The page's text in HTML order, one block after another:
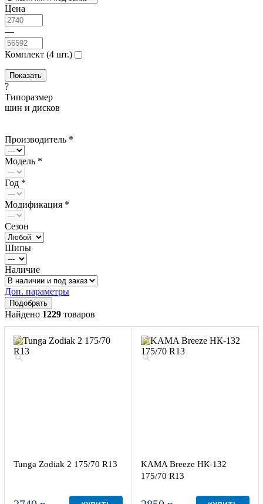
Цена
—
Комплект (4 шт.)
?
Типоразмер
шин и дисков
Производитель *
Модель *
Год *
Модификация *
Сезон
Шипы
Наличие
Доп. параметры
Найдено 1229 товаров
Tunga Zodiak 2 175/70 R13
KAMA Breeze НК-132
175/70 R13